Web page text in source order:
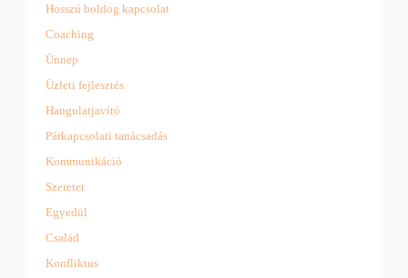
Hosszú boldog kapcsolat
Coaching
Ünnep
Üzleti fejlesztés
Hangulatjavító
Párkapcsolati tanácsadás
Kommunikáció
Szeretet
Egyedül
Család
Konfliktus